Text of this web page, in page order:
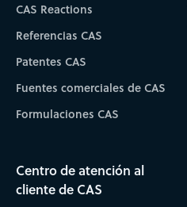
CAS Reactions
Referencias CAS
Patentes CAS
Fuentes comerciales de CAS
Formulaciones CAS
Centro de atención al
cliente de CAS